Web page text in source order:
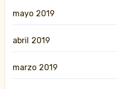
mayo 2019
abril 2019
marzo 2019